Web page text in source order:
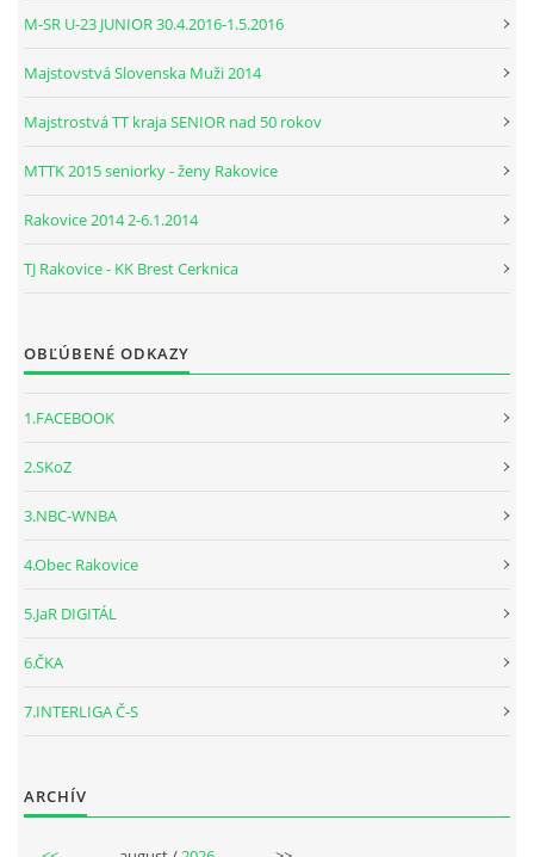
M-SR U-23 JUNIOR 30.4.2016-1.5.2016
Majstovstvá Slovenska Muži 2014
Majstrostvá TT kraja SENIOR nad 50 rokov
MTTK 2015 seniorky - ženy Rakovice
Rakovice 2014 2-6.1.2014
TJ Rakovice - KK Brest Cerknica
OBĽÚBENÉ ODKAZY
1.FACEBOOK
2.SKoZ
3.NBC-WNBA
4.Obec Rakovice
5.JaR DIGITÁL
6.ČKA
7.INTERLIGA Č-S
ARCHÍV